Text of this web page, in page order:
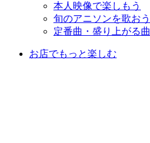
本人映像で楽しもう
旬のアニソンを歌おう
定番曲・盛り上がる曲
お店でもっと楽しむ